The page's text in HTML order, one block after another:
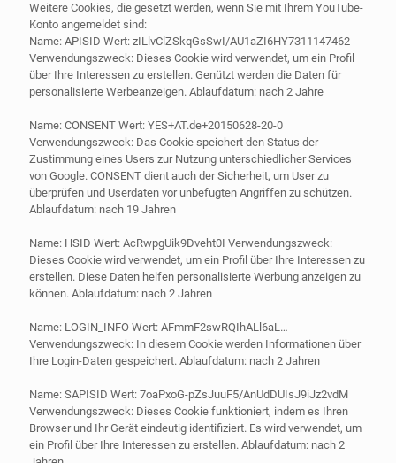
Weitere Cookies, die gesetzt werden, wenn Sie mit Ihrem YouTube-
Konto angemeldet sind:
Name: APISID Wert: zILlvClZSkqGsSwI/AU1aZI6HY7311147462-
Verwendungszweck: Dieses Cookie wird verwendet, um ein Profil
über Ihre Interessen zu erstellen. Genützt werden die Daten für
personalisierte Werbeanzeigen. Ablaufdatum: nach 2 Jahre
Name: CONSENT Wert: YES+AT.de+20150628-20-0
Verwendungszweck: Das Cookie speichert den Status der
Zustimmung eines Users zur Nutzung unterschiedlicher Services
von Google. CONSENT dient auch der Sicherheit, um User zu
überprüfen und Userdaten vor unbefugten Angriffen zu schützen.
Ablaufdatum: nach 19 Jahren
Name: HSID Wert: AcRwpgUik9Dveht0I Verwendungszweck:
Dieses Cookie wird verwendet, um ein Profil über Ihre Interessen zu
erstellen. Diese Daten helfen personalisierte Werbung anzeigen zu
können. Ablaufdatum: nach 2 Jahren
Name: LOGIN_INFO Wert: AFmmF2swRQIhALl6aL…
Verwendungszweck: In diesem Cookie werden Informationen über
Ihre Login-Daten gespeichert. Ablaufdatum: nach 2 Jahren
Name: SAPISID Wert: 7oaPxoG-pZsJuuF5/AnUdDUIsJ9iJz2vdM
Verwendungszweck: Dieses Cookie funktioniert, indem es Ihren
Browser und Ihr Gerät eindeutig identifiziert. Es wird verwendet, um
ein Profil über Ihre Interessen zu erstellen. Ablaufdatum: nach 2